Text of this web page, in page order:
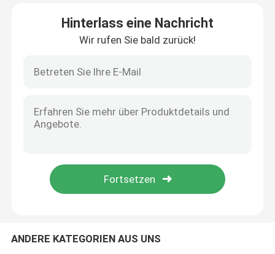
Qualitätskontrolle
Kontakt
Industrieller Mini Pc
Hinterlass eine Nachricht
Wir rufen Sie bald zurück!
ANDERE KATEGORIEN AUS UNS